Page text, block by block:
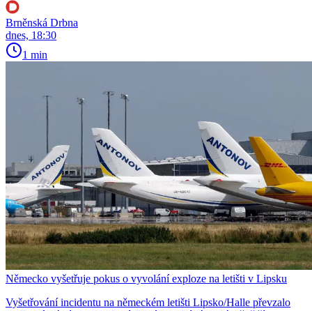
Brněnská Drbna
dnes, 18:30
1 min
Německo vyšetřuje pokus o vyvolání exploze na letišti v Lipsku
Vyšetřování incidentu na německém letišti Lipsko/Halle převzalo